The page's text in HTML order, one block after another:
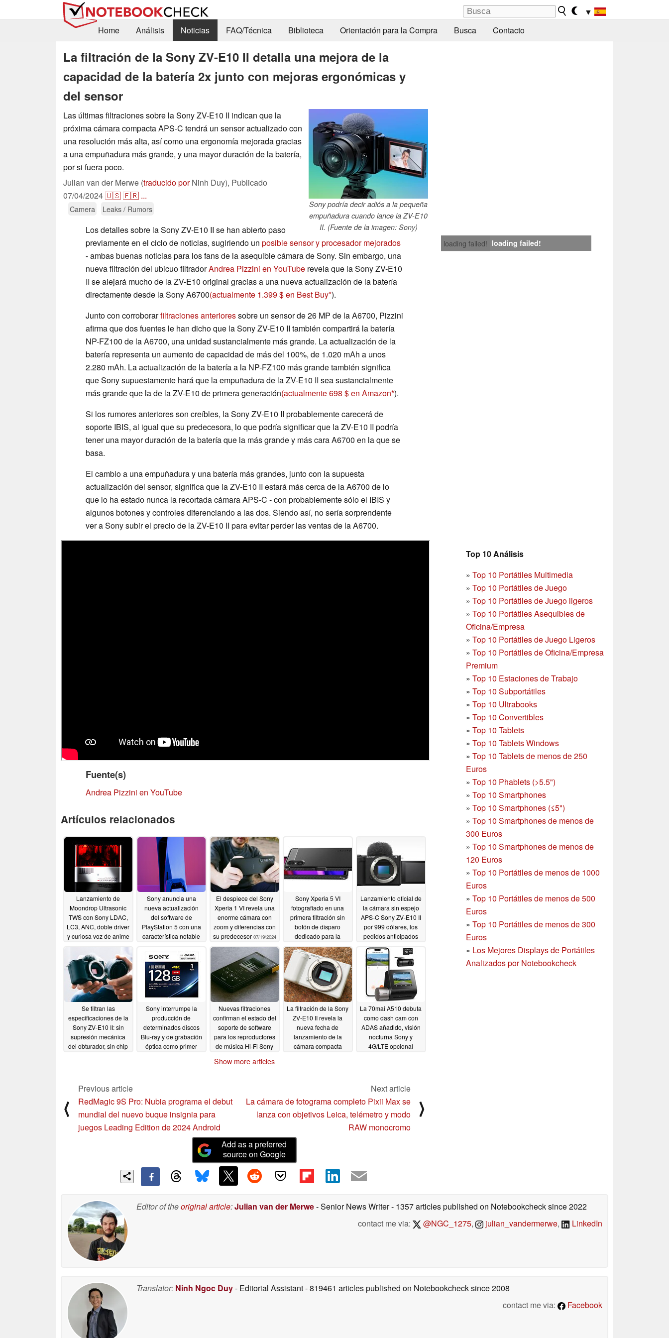
▼
Home
Análisis Noticias FAQ/Técnica Biblioteca Orientación para la Compra Busca Contacto
La filtración de la Sony ZV-E10 II detalla una mejora de la
capacidad de la batería 2x junto con mejoras ergonómicas y
del sensor
Sony podría decir adiós a la pequeña
empuñadura cuando lance la ZV-E10
II. (Fuente de la imagen: Sony)
Las últimas filtraciones sobre la Sony ZV-E10 II indican que la
próxima cámara compacta APS-C tendrá un sensor actualizado con
una resolución más alta, así como una ergonomía mejorada gracias
a una empuñadura más grande, y una mayor duración de la batería,
por si fuera poco.
Julian van der Merwe (traducido porNinh Duy), Publicado
07/04/2024🇺🇸🇫🇷 ...
Camera Leaks / Rumors
loading failed! loading failed!
Los detalles sobre la Sony ZV-E10 II se han abierto paso
previamente en el ciclo de noticias, sugiriendo un posible sensor y procesador mejorados
- ambas buenas noticias para los fans de la asequible cámara de Sony. Sin embargo, una
nueva filtración del ubicuo filtradorAndrea Pizzini en YouTube revela que la Sony ZV-E10
II se alejará mucho de la ZV-E10 original gracias a una nueva actualización de la batería
directamente desde la Sony A6700(actualmente 1.399 $ en Best Buy ).
Junto con corroborarfiltraciones anterioressobre un sensor de 26 MP de la A6700, Pizzini
afirma que dos fuentes le han dicho que la Sony ZV-E10 II también compartirá la batería
NP-FZ100 de la A6700, una unidad sustancialmente más grande. La actualización de la
batería representa un aumento de capacidad de más del 100%, de 1.020 mAh a unos
2.280 mAh. La actualización de la batería a la NP-FZ100 más grande también significa
que Sony supuestamente hará que la empuñadura de la ZV-E10 II sea sustancialmente
más grande que la de la ZV-E10 de primera generación(actualmente 698 $ en Amazon ).
Si los rumores anteriores son creíbles, la Sony ZV-E10 II probablemente carecerá de
soporte IBIS, al igual que su predecesora, lo que podría significar que la ZV-E10 II podría
tener una mayor duración de la batería que la más grande y más cara A6700 en la que se
basa.
El cambio a una empuñadura y una batería más grandes, junto con la supuesta
actualización del sensor, significa que la ZV-E10 II estará más cerca de la A6700 de lo
que lo ha estado nunca la recortada cámara APS-C - con probablemente sólo el IBIS y
algunos botones y controles diferenciando a las dos. Siendo así, no sería sorprendente
ver a Sony subir el precio de la ZV-E10 II para evitar perder las ventas de la A6700.
Top 10 Análisis
» Top 10 Portátiles Multimedia
» Top 10 Portátiles de Juego
» Top 10 Portátiles de Juego ligeros
» Top 10 Portátiles Asequibles de
Oficina/Empresa
» Top 10 Portátiles de Juego Ligeros
» Top 10 Portátiles de Oficina/Empresa
Premium
» Top 10 Estaciones de Trabajo
» Top 10 Subportátiles
» Top 10 Ultrabooks
» Top 10 Convertibles
» Top 10 Tablets
» Top 10 Tablets Windows
» Top 10 Tablets de menos de 250
Euros
» Top 10 Phablets (>5.5")
» Top 10 Smartphones
» Top 10 Smartphones (≤5")
» Top 10 Smartphones de menos de
300 Euros
» Top 10 Smartphonesde menos de
120 Euros
» Top 10 Portátiles de menos de 1000
Euros
» Top 10 Portátiles de menos de 500
Euros
» Top 10 Portátiles de menos de 300
Euros
» Los Mejores Displays de Portátiles
Analizados por Notebookcheck
Fuente(s)
Andrea Pizzini en YouTube
Artículos relacionados
Lanzamiento de
Moondrop Ultrasonic
TWS con Sony LDAC,
LC3, ANC, doble driver
y curiosa voz de anime
Sony anuncia una
nueva actualización
del software de
PlayStation 5 con una
característica notable
Slim07/25/2024
El despiece del Sony
Xperia 1 VI revela una
enorme cámara con
zoom y diferencias con
su predecesor 07/19/2024
Sony Xperia 5 VI
fotografiado en una
primera filtración sin
botón de disparo
dedicado para la
cámara07/18/2024
Lanzamiento oficial de
la cámara sin espejo
APS-C Sony ZV-E10 II
por 999 dólares, los
pedidos anticipados
comienzan el 11 de
julio07/11/2024
Se filtran las
especificaciones de la
Sony ZV-E10 II: sin
supresión mecánica
del obturador, sin chip
Sony interrumpe la
producción de
determinados discos
Blu-ray y de grabación
óptica como primer
Nuevas filtraciones
confirman el estado del
soporte de software
para los reproductores
de música Hi-Fi Sony
07/02/2024
La filtración de la Sony
ZV-E10 II revela la
nueva fecha de
lanzamiento de la
cámara compacta
La 70mai A510 debuta
como dash cam con
ADAS añadido, visión
nocturna Sony y
4G/LTE opcional
Show more articles
⟨
Previous article
RedMagic 9S Pro: Nubia programa el debut
mundial del nuevo buque insignia para
juegos Leading Edition de 2024 Android
Next article
La cámara de fotograma completo Pixii Max se
lanza con objetivos Leica, telémetro y modo
RAW monocromo
⟩
Add as a preferred
source on Google
Editor of theoriginal article:Julian van der Merwe- Senior News Writer- 1357 articles published on Notebookchecksince 2022
contact me via:
@NGC_1275, julian_vandermerwe, LinkedIn
Translator: Ninh Ngoc Duy- Editorial Assistant- 819461 articles published on Notebookchecksince 2008
contact me via:
Facebook